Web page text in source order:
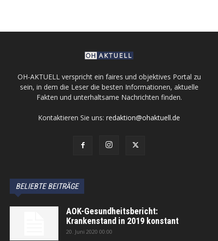
OH-AKTUELL verspricht ein faires und objektives Portal zu
sein, in dem die Leser die besten Informationen, aktuelle
Fakten und unterhaltsame Nachrichten finden.
Kontaktieren Sie uns: redaktion@ohaktuell.de
BELIEBTE BEITRÄGE
AOK-Gesundheitsbericht:
Krankenstand in 2019 konstant
20. Juni 2020 00:00